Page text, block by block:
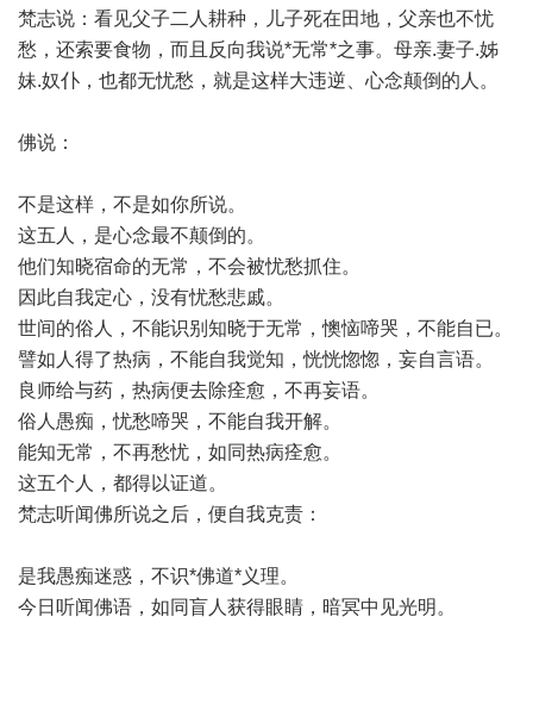
梵志说：看见父子二人耕种，儿子死在田地，父亲也不忧
愁，还索要食物，而且反向我说*无常*之事。母亲.妻子.姊
妹.奴仆，也都无忧愁，就是这样大违逆、心念颠倒的人。
佛说：
不是这样，不是如你所说。
这五人，是心念最不颠倒的。
他们知晓宿命的无常，不会被忧愁抓住。
因此自我定心，没有忧愁悲戚。
世间的俗人，不能识别知晓于无常，懊恼啼哭，不能自已。
譬如人得了热病，不能自我觉知，恍恍惚惚，妄自言语。
良师给与药，热病便去除痊愈，不再妄语。
俗人愚痴，忧愁啼哭，不能自我开解。
能知无常，不再愁忧，如同热病痊愈。
这五个人，都得以证道。
梵志听闻佛所说之后，便自我克责：
是我愚痴迷惑，不识*佛道*义理。
今日听闻佛语，如同盲人获得眼睛，暗冥中见光明。